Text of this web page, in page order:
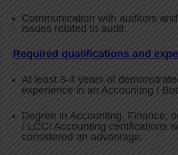
Communication with auditors
issues related to audit.
Required qualifications and
At least 3-4 years of
experience in an Accounting /
Degree in Accounting, Finance,
/ LCCI Accounting certifications
considered an advantage.